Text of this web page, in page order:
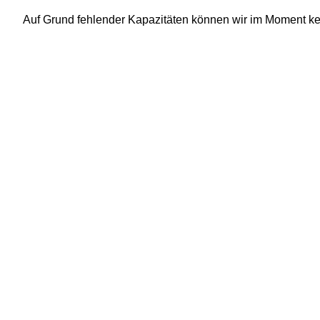
Auf Grund fehlender Kapazitäten können wir im Moment